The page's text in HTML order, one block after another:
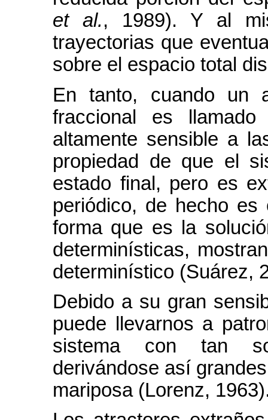
et al., 1989). Y al
trayectorias que
sobre el espacio total
En tanto, cuando un
fraccional es
altamente sensible a
propiedad de que el
estado final, pero es
periódico, de hecho
forma que es la
determinísticas,
determinístico (Suárez,
Debido a su gran
puede llevarnos a
sistema con tan
derivándose así
mariposa (Lorenz,